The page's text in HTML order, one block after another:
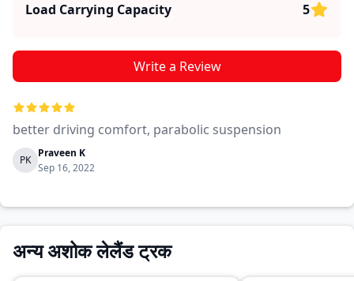
Load Carrying Capacity
5
Write a Review
better driving comfort, parabolic suspension
PK
Praveen K
Sep 16, 2022
अन्य अशोक लेलैंड ट्रक